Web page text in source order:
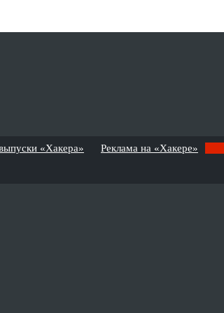
«Хакера» Реклама на «Хакере»